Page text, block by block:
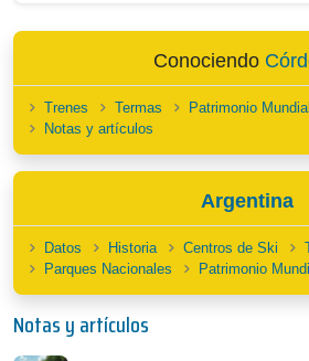
Conociendo
Trenes Termas Patrimonio Mundial
Notas y artículos
Argentina
Datos Historia Centros de Ski
Parques Nacionales
Patrimonio
Notas y artículos